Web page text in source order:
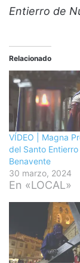
Entierro de
Relacionado
VÍDEO | Magna
del Santo Entierro
Benavente
30 marzo, 2024
En «LOCAL»